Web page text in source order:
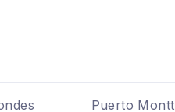
Puerto Montt